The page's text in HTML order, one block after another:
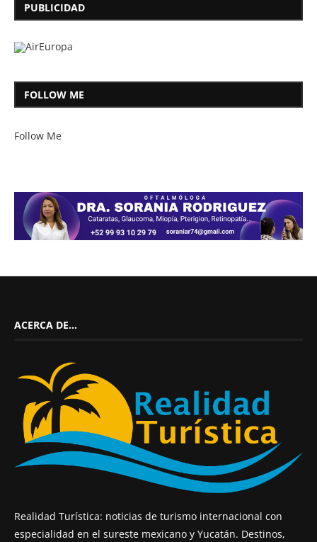
PUBLICIDAD
FOLLOW ME
Follow Me
ACERCA DE…
Realidad Turística: noticias de turismo internacional con
especialidad en el sureste mexicano y Yucatán. Destinos,